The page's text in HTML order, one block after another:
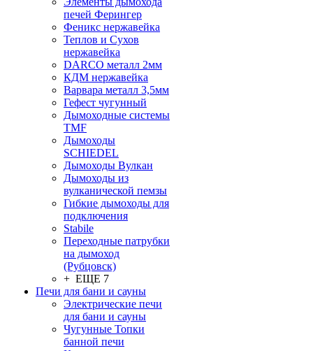
печей Ферингер
Феникс нержавейка
Теплов и Сухов
нержавейка
DARCO металл 2мм
КДМ нержавейка
Варвара металл 3,5мм
Гефест чугунный
Дымоходные системы
TMF
Дымоходы
SCHIEDEL
Дымоходы Вулкан
Дымоходы из
вулканической пемзы
Гибкие дымоходы для
подключения
Stabile
Переходные патрубки
на дымоход
(Рубцовск)
+ ЕЩЕ 7
Печи для бани и сауны
Электрические печи
для бани и сауны
Чугунные Топки
банной печи